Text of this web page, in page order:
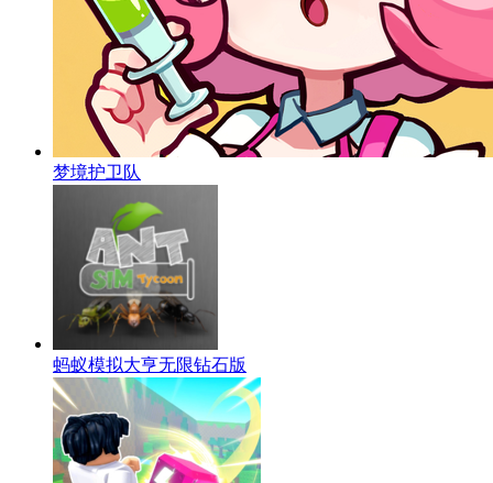
梦境护卫队
蚂蚁模拟大亨无限钻石版